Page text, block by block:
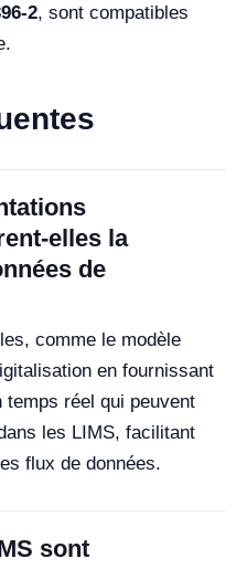
2, sont compatibles
elles la
de
comme le modèle
en fournissant
réel qui peuvent
les LIMS, facilitant
flux de données.
sont